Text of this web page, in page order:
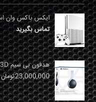
ایکس باکس وان
تماس بگیرید
هدفون بی سیم Pulse 3D
23,000,000تومان